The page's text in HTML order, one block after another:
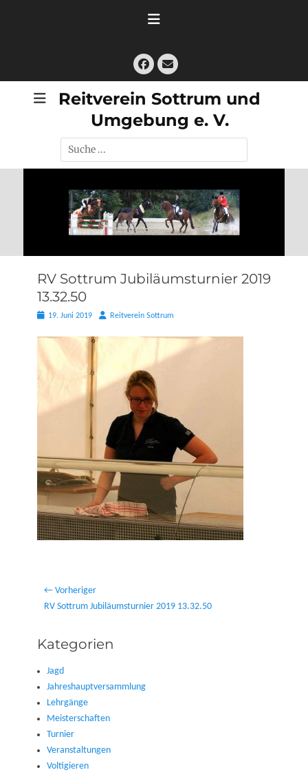
Facebook
E-
Mail
Reitverein Sottrum und
Umgebung e. V.
Suche
nach:
RV Sottrum Jubiläumsturnier 2019
13.32.50
Posted19. Juni 2019 AutorReitverein Sottrum
Beitragsnavigation
← Vorheriger
Vorheriger
RV Sottrum Jubiläumsturnier 2019 13.32.50
Kategorien
Jagd
Jahreshauptversammlung
Lehrgänge
Meisterschaften
Turnier
Veranstaltungen
Voltigieren